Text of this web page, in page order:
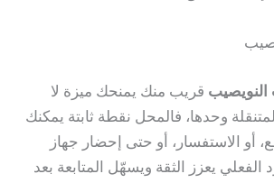
قريب منك يمنحك ميزة لا
وحدها، فالمحل نقطة ثابتة يمكنك
أو الاستفسار، أو حتى إحضار جهاز
يعزز الثقة ويسهّل المتابعة بعد